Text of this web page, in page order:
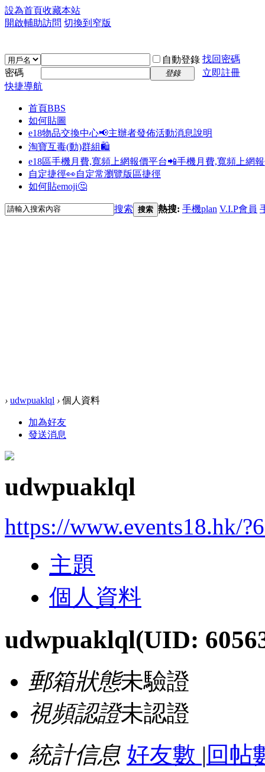
設為首頁收藏本站
開啟輔助訪問 切換到窄版
自動登錄 找回密碼
密碼
登錄
立即註冊
快捷導航
首頁BBS
如何貼圖
e18物品交換中心📢主辦者發佈活動消息說明
淘寶互毒(動)群組🛍️
e18區手機月費,寬頻上網報價平台📲手機月費,寬頻上網
自定捷徑👀自定常瀏覽版區捷徑
如何貼emoji🤔
搜索 搜索 熱搜: 手機plan V.I.P會員
› udwpuaklql › 個人資料
加為好友
發送消息
udwpuaklql
https://www.events18.hk/
主題
個人資料
udwpuaklql(UID:
郵箱狀態未驗證
視頻認證未認證
統計信息 好友數 | 回帖